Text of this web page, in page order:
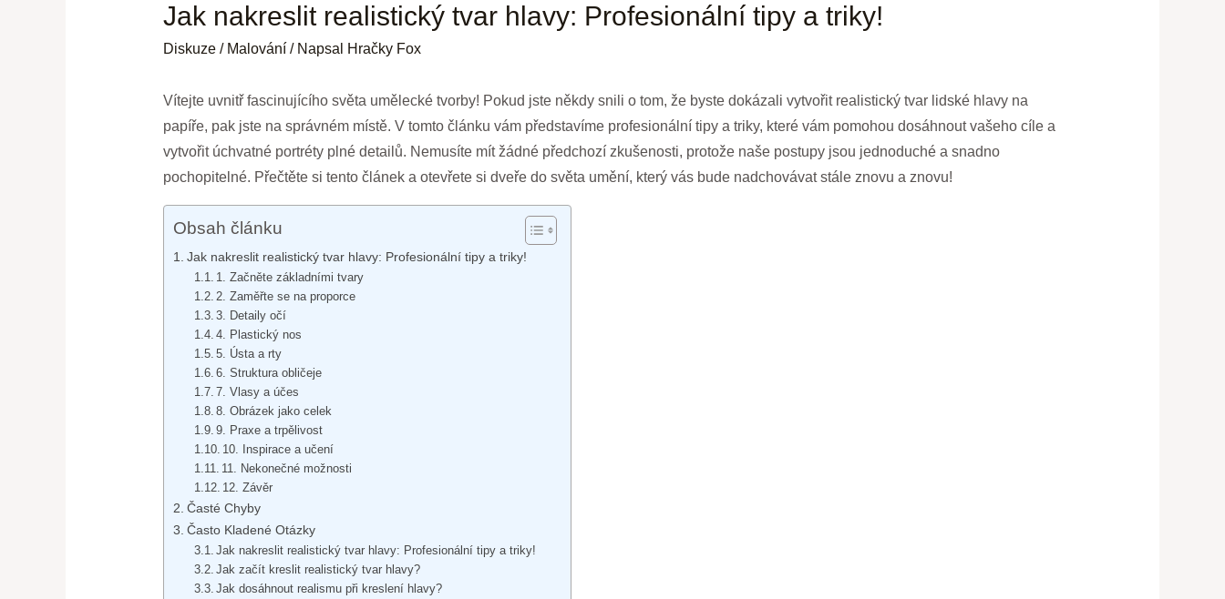
Jak nakreslit realistický tvar hlavy: Profesionální tipy a triky!
Diskuze / Malování/ Napsal Hračky Fox
Vítejte uvnitř fascinujícího světa umělecké tvorby! Pokud jste někdy snili o tom, že byste dokázali vytvořit realistický tvar lidské hlavy na
papíře, pak jste na správném místě. V tomto článku vám představíme profesionální tipy a triky, které vám pomohou dosáhnout vašeho cíle a
vytvořit úchvatné portréty plné detailů. Nemusíte mít žádné předchozí zkušenosti, protože naše postupy jsou jednoduché a snadno
pochopitelné. Přečtěte si tento článek a otevřete si dveře do světa umění, který vás bude nadchovávat stále znovu a znovu!
Obsah článku
Jak nakreslit realistický tvar hlavy: Profesionální tipy a triky!
1. Začněte základními tvary
2. Zaměřte se na proporce
3. Detaily očí
4. Plastický nos
5. Ústa a rty
6. Struktura obličeje
7. Vlasy a účes
8. Obrázek jako celek
9. Praxe a trpělivost
10. Inspirace a učení
11. Nekonečné možnosti
12. Závěr
Časté Chyby
Často Kladené Otázky
Jak nakreslit realistický tvar hlavy: Profesionální tipy a triky!
Jak začít kreslit realistický tvar hlavy?
Jak dosáhnout realismu při kreslení hlavy?